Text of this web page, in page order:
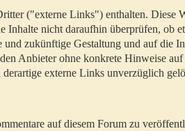
("externe Links") enthalten. Diese
nicht daraufhin überprüfen, ob
zukünftige Gestaltung und auf die
Anbieter ohne konkrete Hinweise auf
externe Links unverzüglich
auf diesem Forum zu